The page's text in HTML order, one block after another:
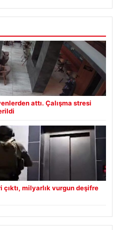
attı. Çalışma stresi
milyarlık vurgun deşifre